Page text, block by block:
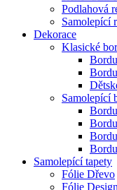
Podlahová
Samolepící
Dekorace
Klasické
Samolepící
Samolepící tapety
Fólie Dřevo
Fólie Design